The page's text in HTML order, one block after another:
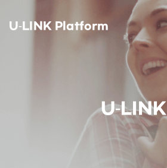
U-LINK Platform
U-LINK